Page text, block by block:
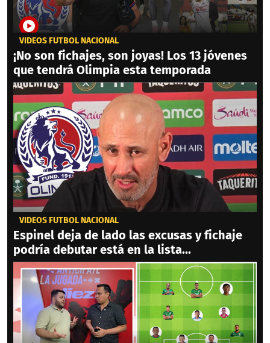
VIDEOS FÚTBOL NACIONAL
¡No son fichajes, son joyas! Los 13 jóvenes
que tendrá Olimpia esta temporada
VIDEOS FÚTBOL NACIONAL
Espinel deja de lado las excusas y fichaje
podría debutar está en la lista...